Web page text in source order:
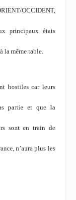
OCCIDENT,
principaux états
la même table.
hostiles car leurs
partie et que la
sont en train de
n’aura plus les